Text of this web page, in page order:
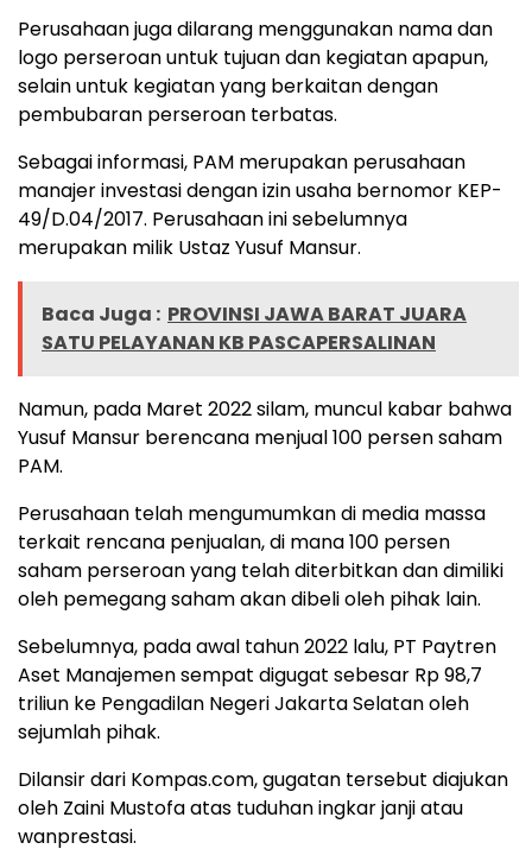
Perusahaan juga dilarang menggunakan nama dan
logo perseroan untuk tujuan dan kegiatan apapun,
selain untuk kegiatan yang berkaitan dengan
pembubaran perseroan terbatas.
Sebagai informasi, PAM merupakan perusahaan
manajer investasi dengan izin usaha bernomor KEP-
49/D.04/2017. Perusahaan ini sebelumnya
merupakan milik Ustaz Yusuf Mansur.
Baca Juga : PROVINSI JAWA BARAT JUARA
SATU PELAYANAN KB PASCAPERSALINAN
Namun, pada Maret 2022 silam, muncul kabar bahwa
Yusuf Mansur berencana menjual 100 persen saham
PAM.
Perusahaan telah mengumumkan di media massa
terkait rencana penjualan, di mana 100 persen
saham perseroan yang telah diterbitkan dan dimiliki
oleh pemegang saham akan dibeli oleh pihak lain.
Sebelumnya, pada awal tahun 2022 lalu, PT Paytren
Aset Manajemen sempat digugat sebesar Rp 98,7
triliun ke Pengadilan Negeri Jakarta Selatan oleh
sejumlah pihak.
Dilansir dari Kompas.com, gugatan tersebut diajukan
oleh Zaini Mustofa atas tuduhan ingkar janji atau
wanprestasi.